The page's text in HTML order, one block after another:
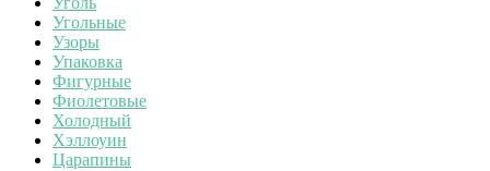
Угольные
Узоры
Упаковка
Фигурные
Фиолетовые
Холодный
Хэллоуин
Царапины